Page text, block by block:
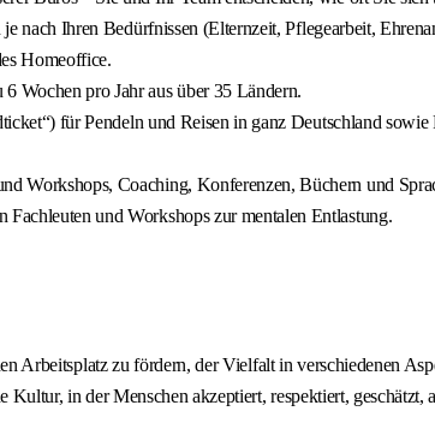
nach Ihren Bedürfnissen (Elternzeit, Pflegearbeit,
Homeoffice.
Wochen pro Jahr aus über 35 Ländern.
für Pendeln und Reisen in ganz Deutschland
Workshops, Coaching, Konferenzen, Büchern und
und Workshops zur mentalen Entlastung.
Arbeitsplatz zu fördern, der Vielfalt in verschiedenen
in der Menschen akzeptiert, respektiert, geschätzt,